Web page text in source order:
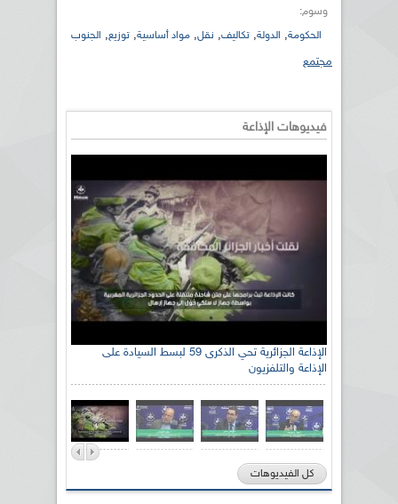
وسوم:
الحكومة, الدولة, تكاليف, نقل, مواد أساسية, توزيع, الجنوب
مجتمع
فيديوهات الإذاعة
الإذاعة الجزائرية تحي الذكرى 59 لبسط السيادة على
الإذاعة والتلفزيون
كل الفيديوهات